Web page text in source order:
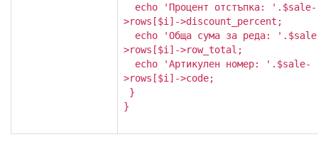
echo 'Процент отстъпка: '.$sale-
>rows[$i]->discount_percent;
echo 'Обща сума за реда:
>rows[$i]->row_total;
echo 'Артикулен номер: '.$sale-
>rows[$i]->code;
}
}